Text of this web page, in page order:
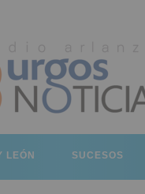
LEÓN SUCESOS